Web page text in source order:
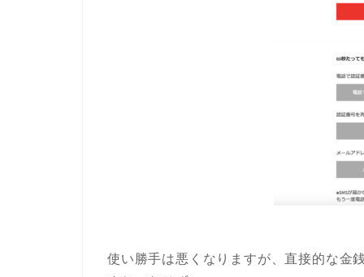
使い勝手は悪くなりますが、直接的な金